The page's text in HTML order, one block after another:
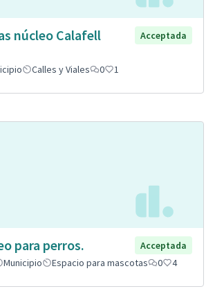
núcleo Calafell
Acceptada
Calles y Viales 0 1
para perros.
Acceptada
Municipio Espacio para mascotas 0 4